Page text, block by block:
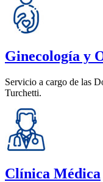
Ginecología y
Servicio a cargo de las
Turchetti.
Clínica Médica